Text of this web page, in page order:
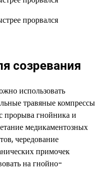
созревания
использовать
травяные компрессы
прорыва гнойника и
медикаментозных
чередование
примочек
на гнойно-